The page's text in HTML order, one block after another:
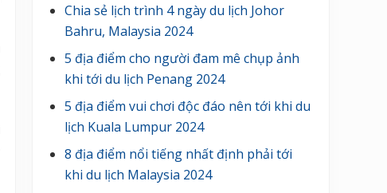
Chia sẻ lịch trình 4 ngày du lịch Johor
Bahru, Malaysia 2024
5 địa điểm cho người đam mê chụp ảnh
khi tới du lịch Penang 2024
5 địa điểm vui chơi độc đáo nên tới khi du
lịch Kuala Lumpur 2024
8 địa điểm nổi tiếng nhất định phải tới
khi du lịch Malaysia 2024